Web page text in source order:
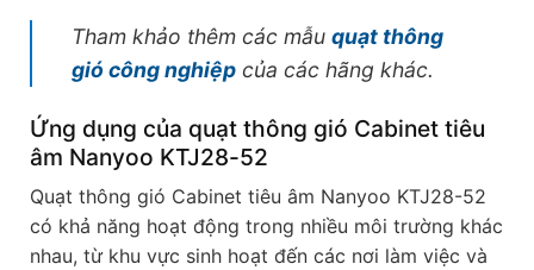
Tham khảo thêm các mẫu quạt thông
gió công nghiệp của các hãng khác.
Ứng dụng của quạt thông gió Cabinet tiêu
âm Nanyoo KTJ28-52
Quạt thông gió Cabinet tiêu âm Nanyoo KTJ28-52
có khả năng hoạt động trong nhiều môi trường khác
nhau, từ khu vực sinh hoạt đến các nơi làm việc và